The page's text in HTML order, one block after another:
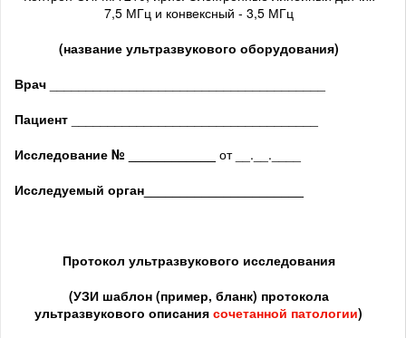
7,5 МГц и конвексный - 3,5 МГц
(название ультразвукового оборудования)
Врач
Пациент
Исследование № ____________ от __.__.____
Исследуемый орган
Протокол ультразвукового исследования
(УЗИ шаблон (пример, бланк) протокола
ультразвукового описания сочетанной патологии)